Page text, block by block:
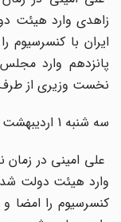
زاهدی وارد هیئت
ایران با کنسرسیوم
نخست­ وزیری از طرف
سه شنبه 1 اردیبهشت 1394 - 06:37
علی امینی در زمان
وارد هیئت دولت شد و
کنسرسیوم را امضا